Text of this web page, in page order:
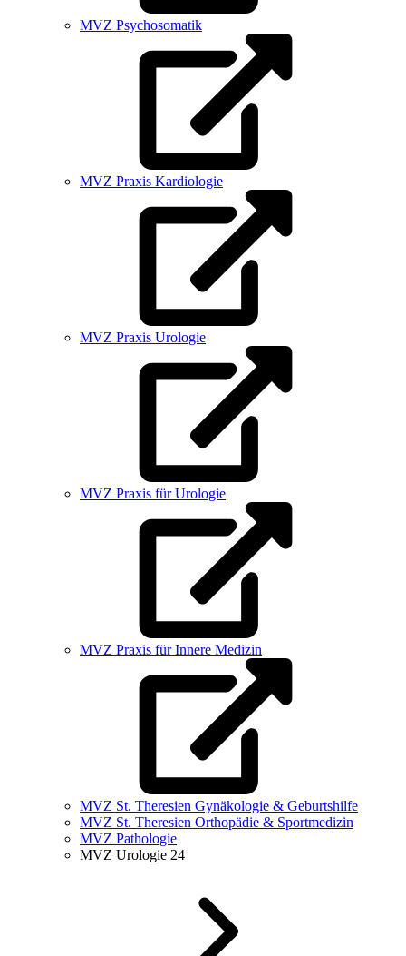
MVZ Psychosomatik
MVZ Praxis Kardiologie
MVZ Praxis Urologie
MVZ Praxis für Urologie
MVZ Praxis für Innere Medizin
MVZ St. Theresien Gynäkologie & Geburtshilfe
MVZ St. Theresien Orthopädie & Sportmedizin
MVZ Pathologie
MVZ Urologie 24